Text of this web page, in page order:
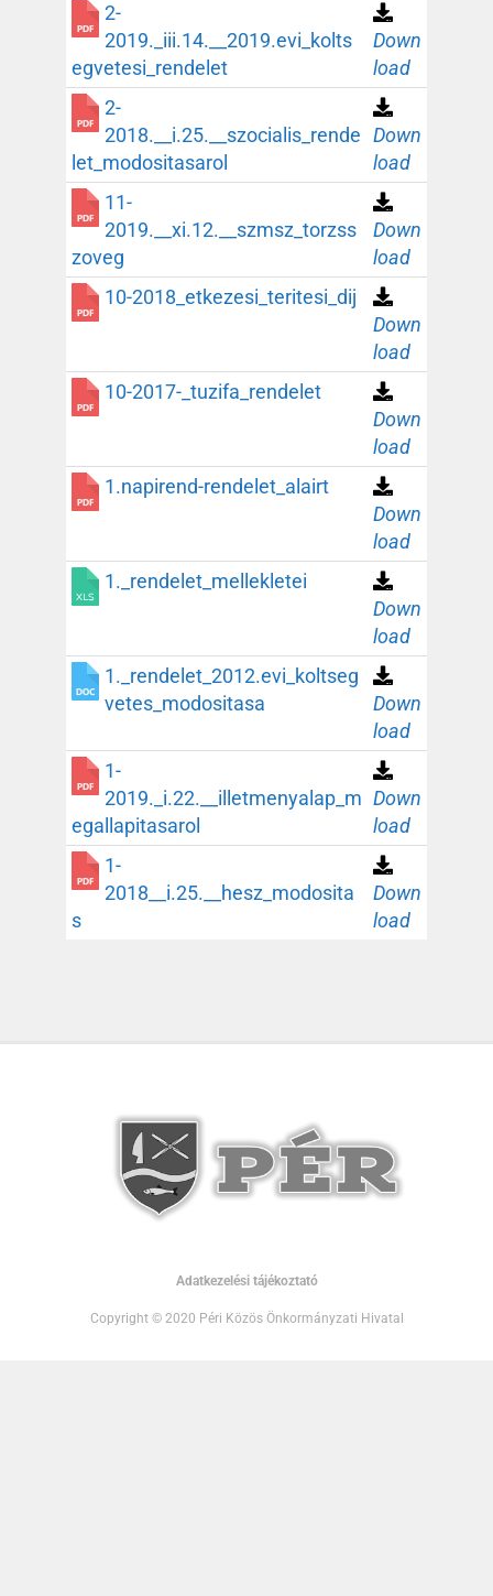
2-
2019._iii.14.__2019.evi_kolts
egvetesi_rendelet
Down
load
2-
2018.__i.25.__szocialis_rende
let_modositasarol
Down
load
11-
2019.__xi.12.__szmsz_torzss
zoveg
Down
load
10-2018_etkezesi_teritesi_dij
Down
load
10-2017-_tuzifa_rendelet
Down
load
1.napirend-rendelet_alairt
Down
load
1._rendelet_mellekletei
Down
load
1._rendelet_2012.evi_koltseg
vetes_modositasa
Down
load
1-
2019._i.22.__illetmenyalap_m
egallapitasarol
Down
load
1-
2018__i.25.__hesz_modosita
s
Down
load
Adatkezelési tájékoztató
Copyright © 2020 Péri Közös Önkormányzati Hivatal